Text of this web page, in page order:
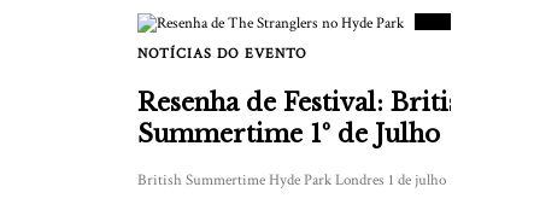
PLACAR
NOTÍCIAS DO EVENTO
Resenha de Festival: British
Summertime 1º de Julho
British Summertime Hyde Park Londres 1 de julho ...